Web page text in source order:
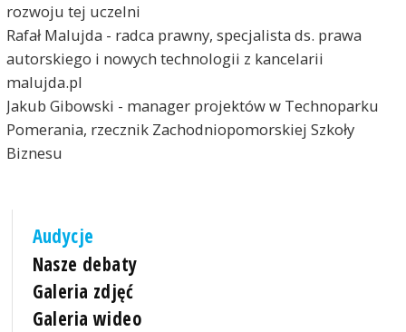
rozwoju tej uczelni
Rafał Malujda - radca prawny, specjalista ds. prawa
autorskiego i nowych technologii z kancelarii
malujda.pl
Jakub Gibowski - manager projektów w Technoparku
Pomerania, rzecznik Zachodniopomorskiej Szkoły
Biznesu
Audycje
Nasze debaty
Galeria zdjęć
Galeria wideo